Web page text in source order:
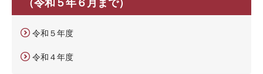
令和５年度
令和４年度